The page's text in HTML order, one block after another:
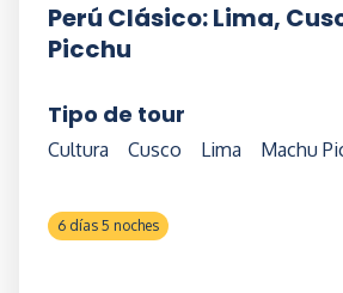
Perú Clásico: Lima,
Picchu
Tipo de tour
Cultura Cusco Lima Machu
6 días 5 noches